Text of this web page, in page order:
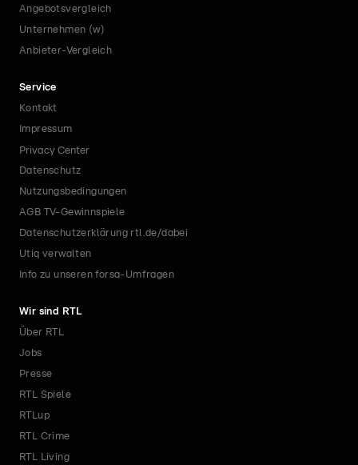
Angebotsvergleich
Unternehmen (w)
Anbieter-Vergleich
Service
Kontakt
Impressum
Privacy Center
Datenschutz
Nutzungsbedingungen
AGB TV-Gewinnspiele
Datenschutzerklärung rtl.de/dabei
Utiq verwalten
Info zu unseren forsa-Umfragen
Wir sind RTL
Über RTL
Jobs
Presse
RTL Spiele
RTLup
RTL Crime
RTL Living